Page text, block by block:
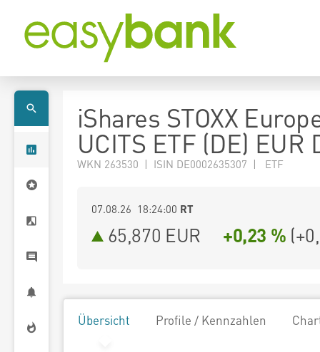
iShares STOXX
UCITS ETF (DE) EUR
WKN 263530 | ISIN DE0002635307 | ETF
07.08.26 18:24:00 RT
65,870 EUR +0,23 % (
Übersicht Profile / Kennzahlen